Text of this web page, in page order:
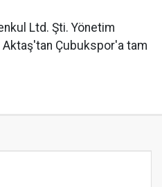
Ltd. Şti. Yönetim
Aktaş'tan Çubukspor'a tam